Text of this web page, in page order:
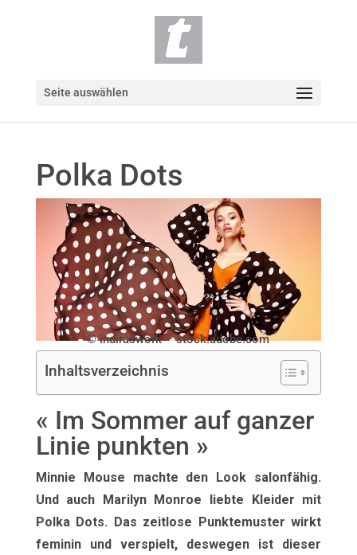
Seite auswählen
Polka Dots
© indiraswork – stock.adobe.com
Inhaltsverzeichnis
« Im Sommer auf ganzer
Linie punkten »
Minnie Mouse machte den Look salonfähig.
Und auch Marilyn Monroe liebte Kleider mit
Polka Dots. Das zeitlose Punktemuster wirkt
feminin und verspielt, deswegen ist dieser